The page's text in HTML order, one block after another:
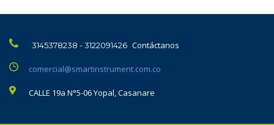
3145378238 - 3122091426 Contáctanos
comercial@smartinstrument.com.co
CALLE 19a N°5-06 Yopal, Casanare